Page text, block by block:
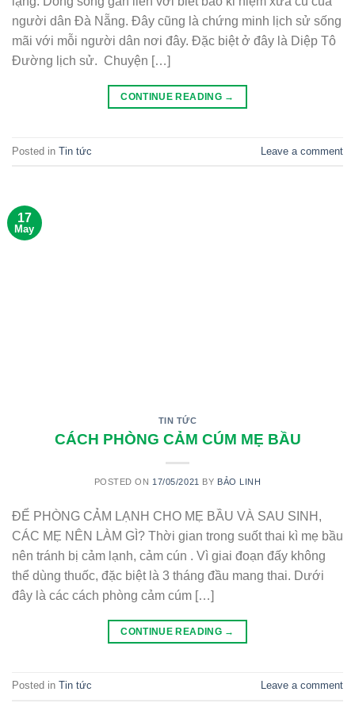
người dân Đà Nẵng. Đây cũng là chứng minh lịch sử sống
mãi với mỗi người dân nơi đây. Đặc biệt ở đây là Diệp Tô
Đường lịch sử. Chuyện […]
CONTINUE READING →
Posted in Tin tức Leave a comment
17
May
TIN TỨC
CÁCH PHÒNG CẢM CÚM MẸ BẦU
POSTED ON 17/05/2021 BY BẢO LINH
ĐỂ PHÒNG CẢM LẠNH CHO MẸ BẦU VÀ SAU SINH,
CÁC MẸ NÊN LÀM GÌ? Thời gian trong suốt thai kì mẹ bầu
nên tránh bị cảm lạnh, cảm cún . Vì giai đoạn đấy không
thể dùng thuốc, đặc biệt là 3 tháng đầu mang thai. Dưới
đây là các cách phòng cảm cúm […]
CONTINUE READING →
Posted in Tin tức Leave a comment